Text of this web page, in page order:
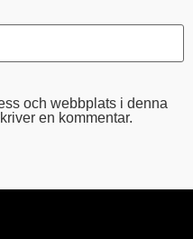
och webbplats i denna
en kommentar.